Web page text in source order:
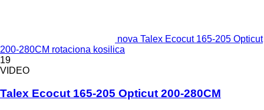
nova Talex Ecocut 165-205 Opticut
200-280CM rotaciona kosilica
19
VIDEO
Talex Ecocut 165-205 Opticut 200-280CM